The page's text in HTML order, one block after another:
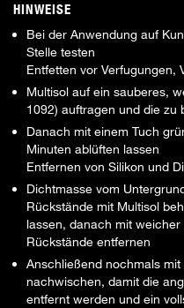
HINWEISE
Bei der Anwendung auf
Stelle testen
Entfetten vor Verfugungen,
Multisol auf ein sauberes,
1092) auftragen und die zu
Danach mit einem Tuch
Minuten ablüften lassen
Entfernen von Silikon und
Dichtmasse vom
Rückstände mit Multisol
lassen, danach mit
Rückstände entfernen
Anschließend nochmals
nachwischen, damit die
entfernt werden und ein